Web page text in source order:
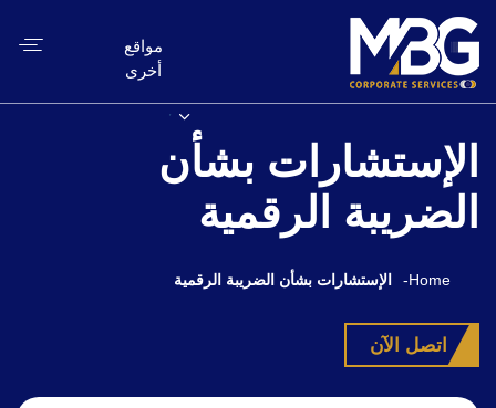
مواقع
أخرى
الإستشارات بشأن
الضريبة الرقمية
Home
- الإستشارات بشأن الضريبة الرقمية
اتصل الآن